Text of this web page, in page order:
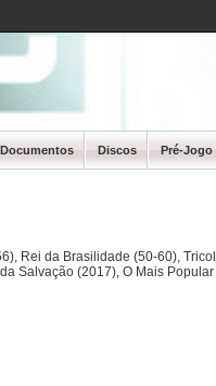
Documentos Discos Pré-Jogo
Rei da Brasilidade (50-60),
Salvação (2017), O Mais